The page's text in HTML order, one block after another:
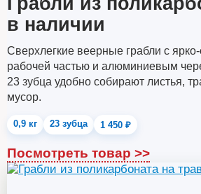
в наличии
Сверхлегкие веерные грабли с
рабочей частью и алюминиевым
23 зубца удобно собирают листья,
мусор.
0,9 кг 23 зубца 1 450 ₽
Посмотреть товар >>